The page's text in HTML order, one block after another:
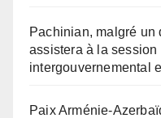
Pachinian, malgré un
assistera à la session
intergouvernemental
Paix Arménie-